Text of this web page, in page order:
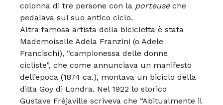
colonna di tre persone con la porteuse che
pedalava sul suo antico ciclo.
Altra famosa artista della bicicletta è stata
Mademoiselle Adela Franzini (o Adele
Francischi), “campionessa delle donne
cicliste”, che come annunciava un manifesto
dell’epoca (1874 ca.), montava un biciclo della
ditta Goy di Londra. Nel 1922 lo storico
Gustave Fréjaville scriveva che “Abitualmente il